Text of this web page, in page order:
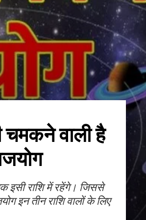
चमकने वाली है
इसी राशि में रहेंगे। जिससे
इन तीन राशि वालों के लिए